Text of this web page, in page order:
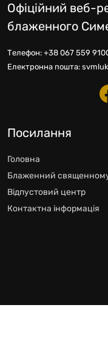
Офіційний веб-
блаженного
Телефон: +38 067 559
Електронна пошта:
Посилання
Головна
Блаженний
Відпустовий центр
Контактна інформація